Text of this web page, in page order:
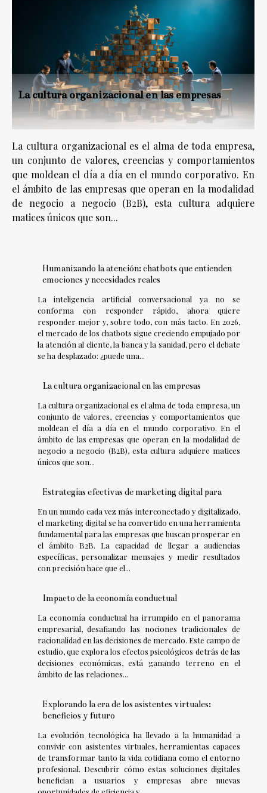
La cultura organizacional en las empresas
La cultura organizacional es el alma de toda empresa,
un conjunto de valores, creencias y comportamientos
que moldean el día a día en el mundo corporativo. En
el ámbito de las empresas que operan en la modalidad
de negocio a negocio (B2B), esta cultura adquiere
matices únicos que son...
Humanizando la atención: chatbots que entienden
emociones y necesidades reales
La inteligencia artificial conversacional ya no se
conforma con responder rápido, ahora quiere
responder mejor y, sobre todo, con más tacto. En 2026,
el mercado de los chatbots sigue creciendo empujado por
la atención al cliente, la banca y la sanidad, pero el debate
se ha desplazado: ¿puede una...
La cultura organizacional en las empresas
La cultura organizacional es el alma de toda empresa, un
conjunto de valores, creencias y comportamientos que
moldean el día a día en el mundo corporativo. En el
ámbito de las empresas que operan en la modalidad de
negocio a negocio (B2B), esta cultura adquiere matices
únicos que son...
Estrategias efectivas de marketing digital para
En un mundo cada vez más interconectado y digitalizado,
el marketing digital se ha convertido en una herramienta
fundamental para las empresas que buscan prosperar en
el ámbito B2B. La capacidad de llegar a audiencias
específicas, personalizar mensajes y medir resultados
con precisión hace que el...
Impacto de la economía conductual
La economía conductual ha irrumpido en el panorama
empresarial, desafiando las nociones tradicionales de
racionalidad en las decisiones de mercado. Este campo de
estudio, que explora los efectos psicológicos detrás de las
decisiones económicas, está ganando terreno en el
ámbito de las relaciones...
Explorando la era de los asistentes virtuales:
beneficios y futuro
La evolución tecnológica ha llevado a la humanidad a
convivir con asistentes virtuales, herramientas capaces
de transformar tanto la vida cotidiana como el entorno
profesional. Descubrir cómo estas soluciones digitales
benefician a usuarios y empresas abre nuevas